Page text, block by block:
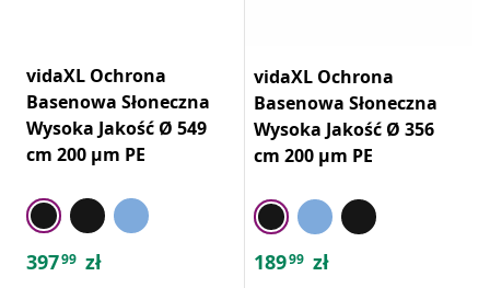
vidaXL Ochrona
Basenowa Słoneczna
Wysoka Jakość Ø 549
cm 200 μm PE
39799 zł
vidaXL Ochrona
Basenowa Słoneczna
Wysoka Jakość Ø 356
cm 200 μm PE
18999 zł